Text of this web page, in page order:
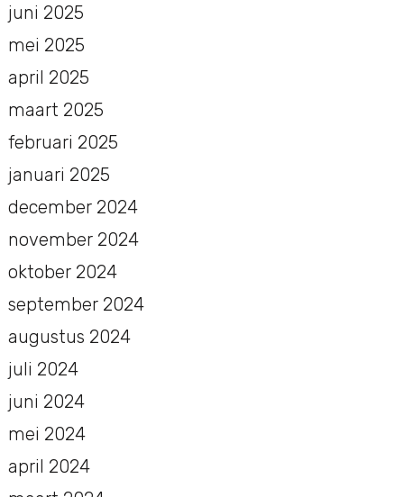
juni 2025
mei 2025
april 2025
maart 2025
februari 2025
januari 2025
december 2024
november 2024
oktober 2024
september 2024
augustus 2024
juli 2024
juni 2024
mei 2024
april 2024